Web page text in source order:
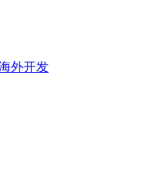
外开发